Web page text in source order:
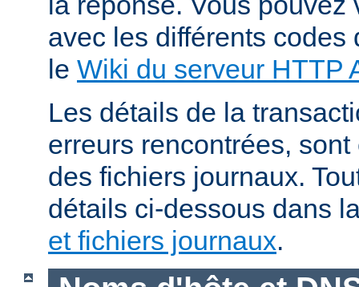
avec les différents codes
le Wiki du serveur HTTP
Les détails de la
erreurs rencontrées,
des fichiers journaux.
détails ci-dessous dans
et fichiers journaux.